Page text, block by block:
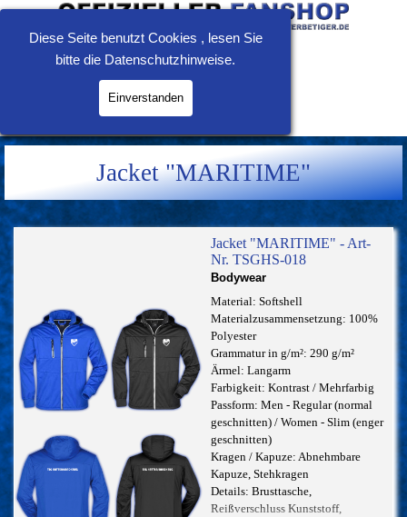
Diese Seite benutzt Cookies , lesen Sie
bitte die Datenschutzhinweise.
Einverstanden
Direkt zum Seiteninhalt
Menü überspringen
0.00 €
Jacket "MARITIME"
Jacket "MARITIME" - Art-
Nr. TSGHS-018
Bodywear
Material: Softshell
Materialzusammensetzung: 100%
Polyester
Grammatur in g/m²: 290 g/m²
Ärmel: Langarm
Farbigkeit: Kontrast / Mehrfarbig
Passform: Men - Regular (normal
geschnitten) / Women - Slim (enger
geschnitten)
Kragen / Kapuze: Abnehmbare
Kapuze, Stehkragen
Details: Brusttasche,
Reißverschluss Kunststoff,